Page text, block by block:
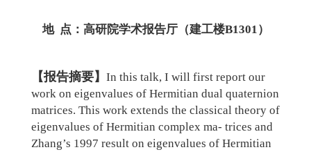
地 点：高研院学术报告厅（建工楼B1301）
【报告摘要】 In this talk, I will first report our
work on eigenvalues of Hermitian dual quaternion
matrices. This work extends the classical theory of
eigenvalues of Hermitian complex ma- trices and
Zhang’s 1997 result on eigenvalues of Hermitian